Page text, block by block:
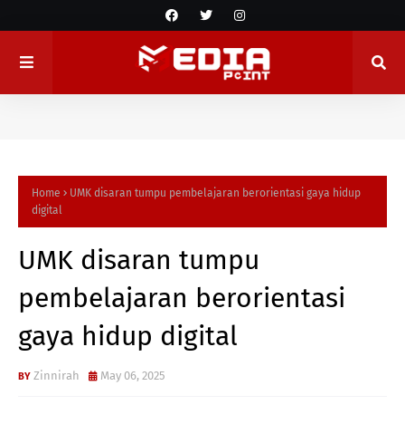
Home
UMK disaran tumpu pembelajaran berorientasi gaya hidup
digital
UMK disaran tumpu
pembelajaran berorientasi
gaya hidup digital
Zinnirah May 06, 2025